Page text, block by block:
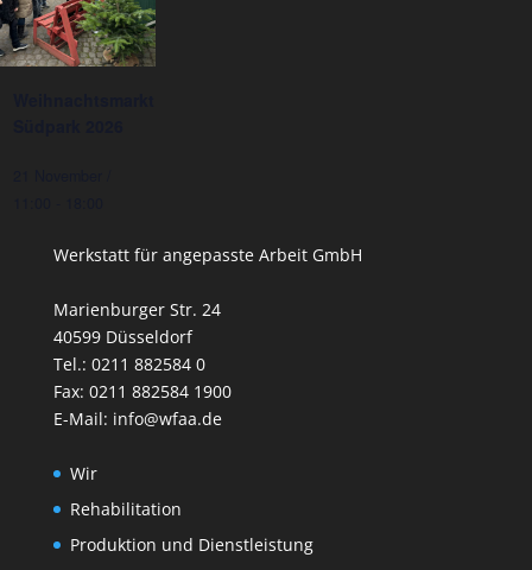
Werkstatt für angepasste Arbeit GmbH
Marienburger Str. 24
40599 Düsseldorf
Tel.: 0211 882584 0
Fax: 0211 882584 1900
E-Mail: info@wfaa.de
Wir
Rehabilitation
Produktion und Dienstleistung